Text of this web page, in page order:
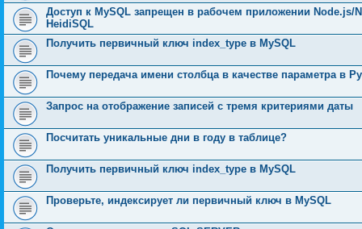
Доступ к MySQL запрещен в рабочем приложении Node.js/
HeidiSQL
Получить первичный ключ index_type в MySQL
Почему передача имени столбца в качестве параметра в
Запрос на отображение записей с тремя критериями даты
Посчитать уникальные дни в году в таблице?
Получить первичный ключ index_type в MySQL
Проверьте, индексирует ли первичный ключ в MySQL